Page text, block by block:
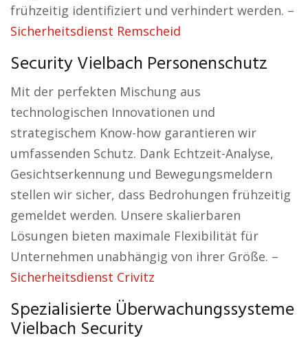
frühzeitig identifiziert und verhindert werden. –
Sicherheitsdienst Remscheid
Security Vielbach Personenschutz
Mit der perfekten Mischung aus
technologischen Innovationen und
strategischem Know-how garantieren wir
umfassenden Schutz. Dank Echtzeit-Analyse,
Gesichtserkennung und Bewegungsmeldern
stellen wir sicher, dass Bedrohungen frühzeitig
gemeldet werden. Unsere skalierbaren
Lösungen bieten maximale Flexibilität für
Unternehmen unabhängig von ihrer Größe. –
Sicherheitsdienst Crivitz
Spezialisierte Überwachungssysteme
Vielbach Security